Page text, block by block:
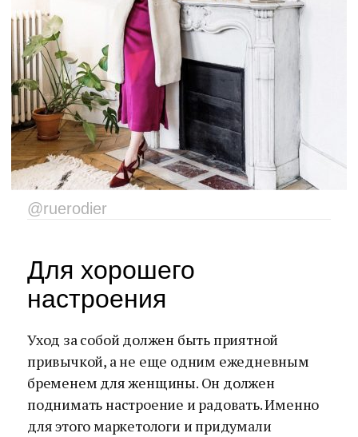
@ruerodier
Для хорошего
настроения
Уход за собой должен быть приятной
привычкой, а не еще одним ежедневным
бременем для женщины. Он должен
поднимать настроение и радовать. Именно
для этого маркетологи и придумали